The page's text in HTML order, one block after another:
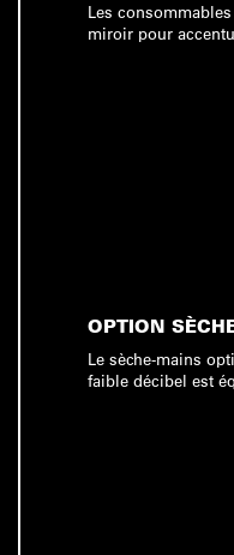
Les
miroir pour
OPTION
Le sèche-mains
faible décibel est